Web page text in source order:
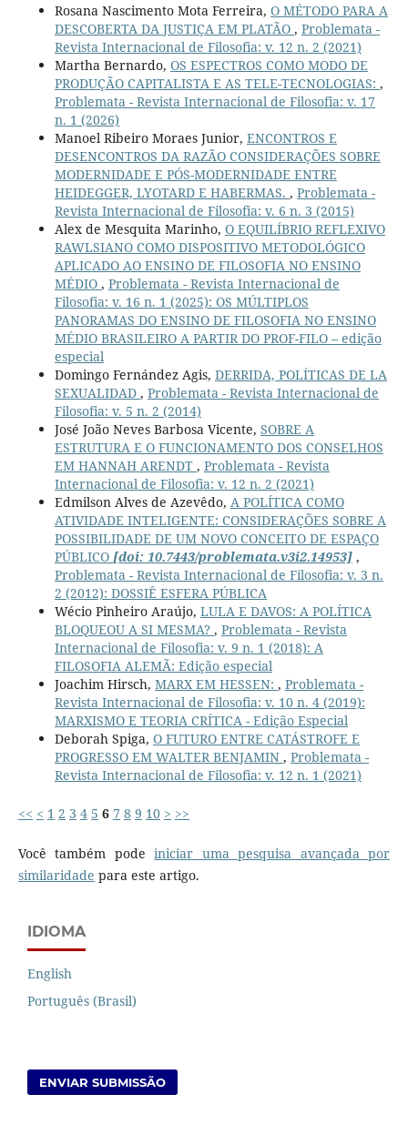
Rosana Nascimento Mota Ferreira, O MÉTODO PARA A
DESCOBERTA DA JUSTIÇA EM PLATÃO , Problemata -
Revista Internacional de Filosofia: v. 12 n. 2 (2021)
Martha Bernardo, OS ESPECTROS COMO MODO DE
PRODUÇÃO CAPITALISTA E AS TELE-TECNOLOGIAS: ,
Problemata - Revista Internacional de Filosofia: v. 17
n. 1 (2026)
Manoel Ribeiro Moraes Junior, ENCONTROS E
DESENCONTROS DA RAZÃO CONSIDERAÇÕES SOBRE
MODERNIDADE E PÓS-MODERNIDADE ENTRE
HEIDEGGER, LYOTARD E HABERMAS. , Problemata -
Revista Internacional de Filosofia: v. 6 n. 3 (2015)
Alex de Mesquita Marinho, O EQUILÍBRIO REFLEXIVO
RAWLSIANO COMO DISPOSITIVO METODOLÓGICO
APLICADO AO ENSINO DE FILOSOFIA NO ENSINO
MÉDIO , Problemata - Revista Internacional de
Filosofia: v. 16 n. 1 (2025): OS MÚLTIPLOS
PANORAMAS DO ENSINO DE FILOSOFIA NO ENSINO
MÉDIO BRASILEIRO A PARTIR DO PROF-FILO – edição
especial
Domingo Fernández Agis, DERRIDA, POLÍTICAS DE LA
SEXUALIDAD , Problemata - Revista Internacional de
Filosofia: v. 5 n. 2 (2014)
José João Neves Barbosa Vicente, SOBRE A
ESTRUTURA E O FUNCIONAMENTO DOS CONSELHOS
EM HANNAH ARENDT , Problemata - Revista
Internacional de Filosofia: v. 12 n. 2 (2021)
Edmilson Alves de Azevêdo, A POLÍTICA COMO
ATIVIDADE INTELIGENTE: CONSIDERAÇÕES SOBRE A
POSSIBILIDADE DE UM NOVO CONCEITO DE ESPAÇO
PÚBLICO [doi: 10.7443/problemata.v3i2.14953],
Problemata - Revista Internacional de Filosofia: v. 3 n.
2 (2012): DOSSIÊ ESFERA PÚBLICA
Wécio Pinheiro Araújo, LULA E DAVOS: A POLÍTICA
BLOQUEOU A SI MESMA? , Problemata - Revista
Internacional de Filosofia: v. 9 n. 1 (2018): A
FILOSOFIA ALEMÃ: Edição especial
Joachim Hirsch, MARX EM HESSEN: , Problemata -
Revista Internacional de Filosofia: v. 10 n. 4 (2019):
MARXISMO E TEORIA CRÍTICA - Edição Especial
Deborah Spiga, O FUTURO ENTRE CATÁSTROFE E
PROGRESSO EM WALTER BENJAMIN , Problemata -
Revista Internacional de Filosofia: v. 12 n. 1 (2021)
<< < 1 2 3 4 5 6 7 8 9 10 > >>
Você também podeiniciar uma pesquisa avançada por
similaridade para este artigo.
IDIOMA
English
Português (Brasil)
ENVIAR SUBMISSÃO